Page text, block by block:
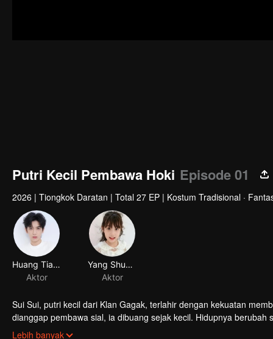
Putri Kecil Pembawa Hoki Episode 01
2026 | Tiongkok Daratan | Total 27 EP | Kostum Tradisional ·
Huang Tianqi
Aktor
Yang Shuyin
Aktor
Sui Sui, putri kecil dari Klan Gagak, terlahir dengan kekuatan
dianggap pembawa sial, ia dibuang sejak kecil. Hidupnya
Dengan kekuatan dan kecerdikannya, Sui Sui membantu sang
Lebih banyak